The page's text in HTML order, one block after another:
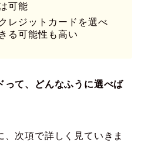
可能
レジットカードを選べ
る可能性も高い
って、どんなふうに選べば
次項で詳しく見ていきま